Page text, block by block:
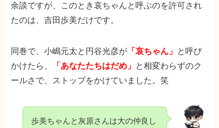
余談ですが、このとき哀ちゃんと呼ぶのを許可され
たのは、吉田歩美だけです。
同巻で、小嶋元太と円谷光彦が 「哀ちゃん」
と呼び
かけたら、
「あなたたちはだめ」
と相変わらずのク
ールさで、ストップをかけていました。笑
歩美ちゃんと灰原さんは大の仲良し